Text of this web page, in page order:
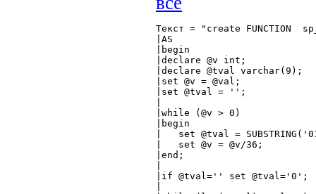
Текст = "create FUNCTION
|AS
|begin
|declare @v int;
|declare @tval varchar(9);
|set @v = @val;
|set @tval = '';
|while (@v > 0)
|begin
|   set @tval =
|   set @v = @v/36;
|end;
|if @tval='' set @tval='0';